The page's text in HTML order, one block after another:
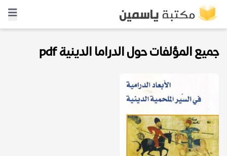
جميع المؤلفات حول الدراما الدينية pdf